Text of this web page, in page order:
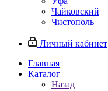
Чайковский
Чистополь
Личный кабинет
Главная
Каталог
Назад